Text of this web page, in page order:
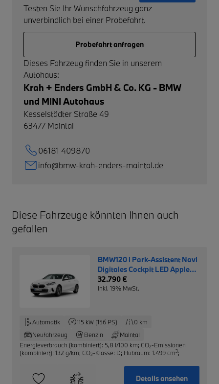
Testen Sie Ihr Wunschfahrzeug ganz
unverbindlich bei einer Probefahrt.
Probefahrt anfragen
Dieses Fahrzeug finden Sie in unserem
Autohaus:
Krah + Enders GmbH & Co. KG - BMW
und MINI Autohaus
Kesselstädter Straße 49
63477 Maintal
06181 409870
info@bmw-krah-enders-maintal.de
Diese Fahrzeuge könnten Ihnen auch
gefallen
BMW120 i Park-Assistent Navi
Digitales Cockpit LED Apple
CarPlay Android Auto
Klimaautom
32.790 €
inkl. 19% MwSt.
Automatik 115 kW (156 PS)
0 km
Neufahrzeug
Benzin
Maintal
Energieverbrauch (kombiniert): 5,8 l/100 km; CO2-Emissionen
(kombiniert): 132 g/km; CO2-Klasse: D; Hubraum: 1.499 cm3;
Details ansehen